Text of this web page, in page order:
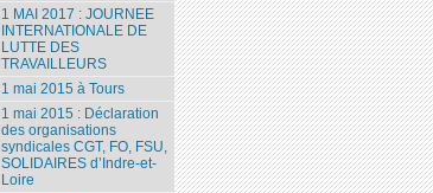
1 MAI 2017 : JOURNEE
INTERNATIONALE DE
LUTTE DES
TRAVAILLEURS
1 mai 2015 à Tours
1 mai 2015 : Déclaration
des organisations
syndicales CGT, FO, FSU,
SOLIDAIRES d’Indre-et-
Loire